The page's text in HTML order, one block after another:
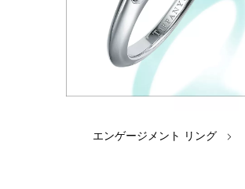
エンゲージメント リング